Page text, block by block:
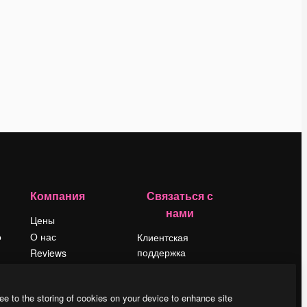
Компания
Цены
О нас
Reviews
Блог
Связаться с
нами
Клиентская
поддержка
LinkedIn
to the storing of cookies on your device to enhance site